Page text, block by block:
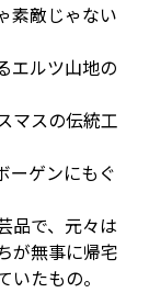
素敵じゃない
エルツ山地の
マスの伝統工
ーゲンにもぐ
品で、元々は
が無事に帰宅
たもの。